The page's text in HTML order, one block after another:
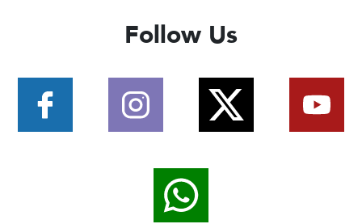
Follow Us